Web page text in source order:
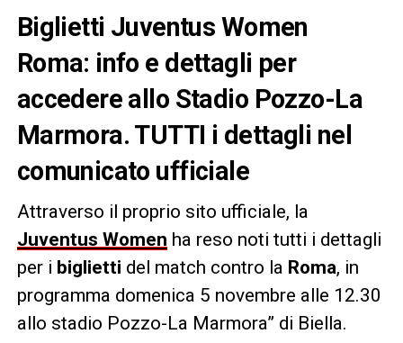
Biglietti Juventus Women
Roma: info e dettagli per
accedere allo Stadio Pozzo-La
Marmora. TUTTI i dettagli nel
comunicato ufficiale
Attraverso il proprio sito ufficiale, la
Juventus Women ha reso noti tutti i dettagli
per i biglietti del match contro la Roma, in
programma domenica 5 novembre alle 12.30
allo stadio Pozzo-La Marmora” di Biella.